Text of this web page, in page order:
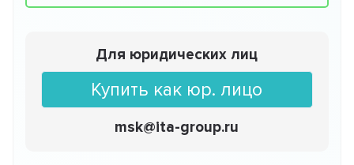
Для юридических лиц
Купить как юр. лицо
msk@ita-group.ru